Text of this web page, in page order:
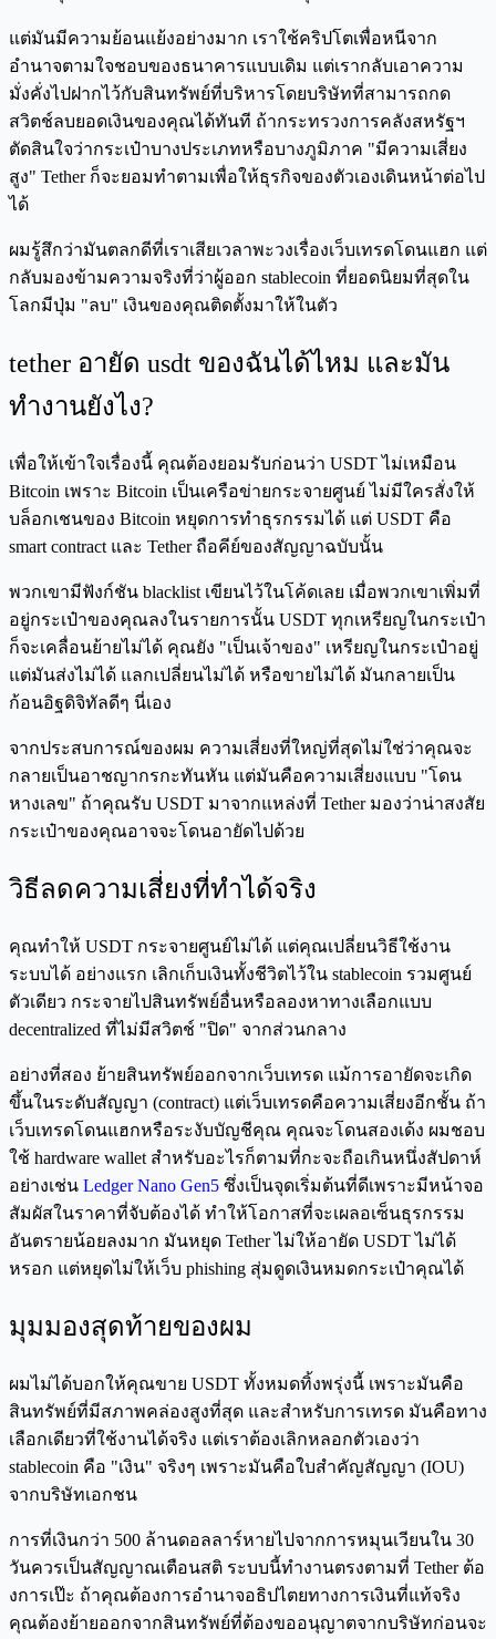
แต่มันมีความย้อนแย้งอย่างมาก เราใช้คริปโตเพื่อหนีจาก
อำนาจตามใจชอบของธนาคารแบบเดิม แต่เรากลับเอาความ
มั่งคั่งไปฝากไว้กับสินทรัพย์ที่บริหารโดยบริษัทที่สามารถกด
สวิตช์ลบยอดเงินของคุณได้ทันที ถ้ากระทรวงการคลังสหรัฐฯ
ตัดสินใจว่ากระเป๋าบางประเภทหรือบางภูมิภาค "มีความเสี่ยง
สูง" Tether ก็จะยอมทำตามเพื่อให้ธุรกิจของตัวเองเดินหน้าต่อไป
ได้
ผมรู้สึกว่ามันตลกดีที่เราเสียเวลาพะวงเรื่องเว็บเทรดโดนแฮก แต่
กลับมองข้ามความจริงที่ว่าผู้ออก stablecoin ที่ยอดนิยมที่สุดใน
โลกมีปุ่ม "ลบ" เงินของคุณติดตั้งมาให้ในตัว
tether อายัด usdt ของฉันได้ไหม และมัน
ทำงานยังไง?
เพื่อให้เข้าใจเรื่องนี้ คุณต้องยอมรับก่อนว่า USDT ไม่เหมือน
Bitcoin เพราะ Bitcoin เป็นเครือข่ายกระจายศูนย์ ไม่มีใครสั่งให้
บล็อกเชนของ Bitcoin หยุดการทำธุรกรรมได้ แต่ USDT คือ
smart contract และ Tether ถือคีย์ของสัญญาฉบับนั้น
พวกเขามีฟังก์ชัน blacklist เขียนไว้ในโค้ดเลย เมื่อพวกเขาเพิ่มที่
อยู่กระเป๋าของคุณลงในรายการนั้น USDT ทุกเหรียญในกระเป๋า
ก็จะเคลื่อนย้ายไม่ได้ คุณยัง "เป็นเจ้าของ" เหรียญในกระเป๋าอยู่
แต่มันส่งไม่ได้ แลกเปลี่ยนไม่ได้ หรือขายไม่ได้ มันกลายเป็น
ก้อนอิฐดิจิทัลดีๆ นี่เอง
จากประสบการณ์ของผม ความเสี่ยงที่ใหญ่ที่สุดไม่ใช่ว่าคุณจะ
กลายเป็นอาชญากรกะทันหัน แต่มันคือความเสี่ยงแบบ "โดน
หางเลข" ถ้าคุณรับ USDT มาจากแหล่งที่ Tether มองว่าน่าสงสัย
กระเป๋าของคุณอาจจะโดนอายัดไปด้วย
วิธีลดความเสี่ยงที่ทำได้จริง
คุณทำให้ USDT กระจายศูนย์ไม่ได้ แต่คุณเปลี่ยนวิธีใช้งาน
ระบบได้ อย่างแรก เลิกเก็บเงินทั้งชีวิตไว้ใน stablecoin รวมศูนย์
ตัวเดียว กระจายไปสินทรัพย์อื่นหรือลองหาทางเลือกแบบ
decentralized ที่ไม่มีสวิตช์ "ปิด" จากส่วนกลาง
อย่างที่สอง ย้ายสินทรัพย์ออกจากเว็บเทรด แม้การอายัดจะเกิด
ขึ้นในระดับสัญญา (contract) แต่เว็บเทรดคือความเสี่ยงอีกชั้น ถ้า
เว็บเทรดโดนแฮกหรือระงับบัญชีคุณ คุณจะโดนสองเด้ง ผมชอบ
ใช้ hardware wallet สำหรับอะไรก็ตามที่กะจะถือเกินหนึ่งสัปดาห์
อย่างเช่น Ledger Nano Gen5 ซึ่งเป็นจุดเริ่มต้นที่ดีเพราะมีหน้าจอ
สัมผัสในราคาที่จับต้องได้ ทำให้โอกาสที่จะเผลอเซ็นธุรกรรม
อันตรายน้อยลงมาก มันหยุด Tether ไม่ให้อายัด USDT ไม่ได้
หรอก แต่หยุดไม่ให้เว็บ phishing สุ่มดูดเงินหมดกระเป๋าคุณได้
มุมมองสุดท้ายของผม
ผมไม่ได้บอกให้คุณขาย USDT ทั้งหมดทิ้งพรุ่งนี้ เพราะมันคือ
สินทรัพย์ที่มีสภาพคล่องสูงที่สุด และสำหรับการเทรด มันคือทาง
เลือกเดียวที่ใช้งานได้จริง แต่เราต้องเลิกหลอกตัวเองว่า
stablecoin คือ "เงิน" จริงๆ เพราะมันคือใบสำคัญสัญญา (IOU)
จากบริษัทเอกชน
การที่เงินกว่า 500 ล้านดอลลาร์หายไปจากการหมุนเวียนใน 30
วันควรเป็นสัญญาณเตือนสติ ระบบนี้ทำงานตรงตามที่ Tether ต้อ
งการเป๊ะ ถ้าคุณต้องการอำนาจอธิปไตยทางการเงินที่แท้จริง
คุณต้องย้ายออกจากสินทรัพย์ที่ต้องขออนุญาตจากบริษัทก่อนจะ